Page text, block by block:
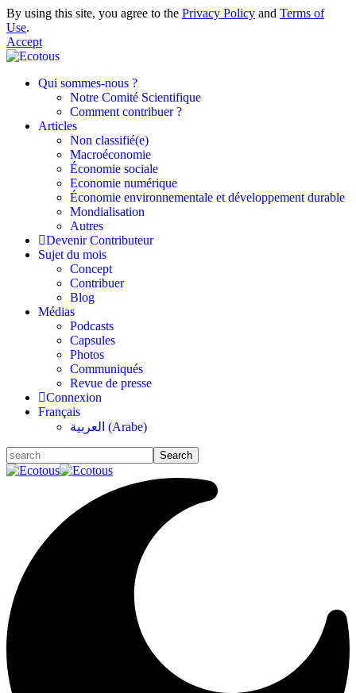
By using this site, you agree to the Privacy Policy and Terms of
Use.
Accept
Qui sommes-nous ?
Notre Comité Scientifique
Comment contribuer ?
Articles
Non classifié(e)
Macroéconomie
Économie sociale
Economie numérique
Économie environnementale et développement durable
Mondialisation
Autres
Devenir Contributeur
Sujet du mois
Concept
Contribuer
Blog
Médias
Podcasts
Capsules
Photos
Communiqués
Revue de presse
Connexion
Français
العربية (Arabe)